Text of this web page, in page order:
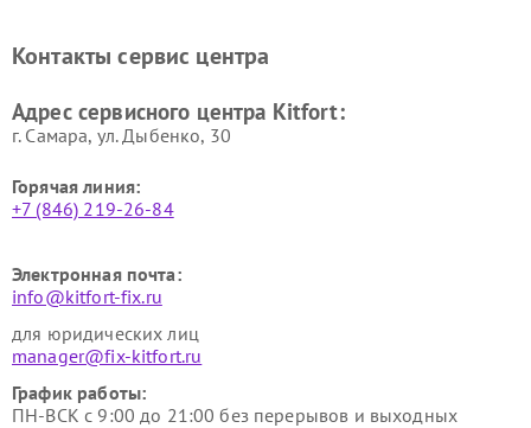
Kitfort
Kitfort
Kitfort
Kitfort
Контакты сервис центра
Адрес сервисного центра Kitfort:
г. Самара, ул. Дыбенко, 30
Горячая линия:
+7 (846) 219-26-84
Электронная почта:
info@kitfort-fix.ru
для юридических лиц
manager@fix-kitfort.ru
График работы:
ПН-ВСК с 9:00 до 21:00 без перерывов и выходных